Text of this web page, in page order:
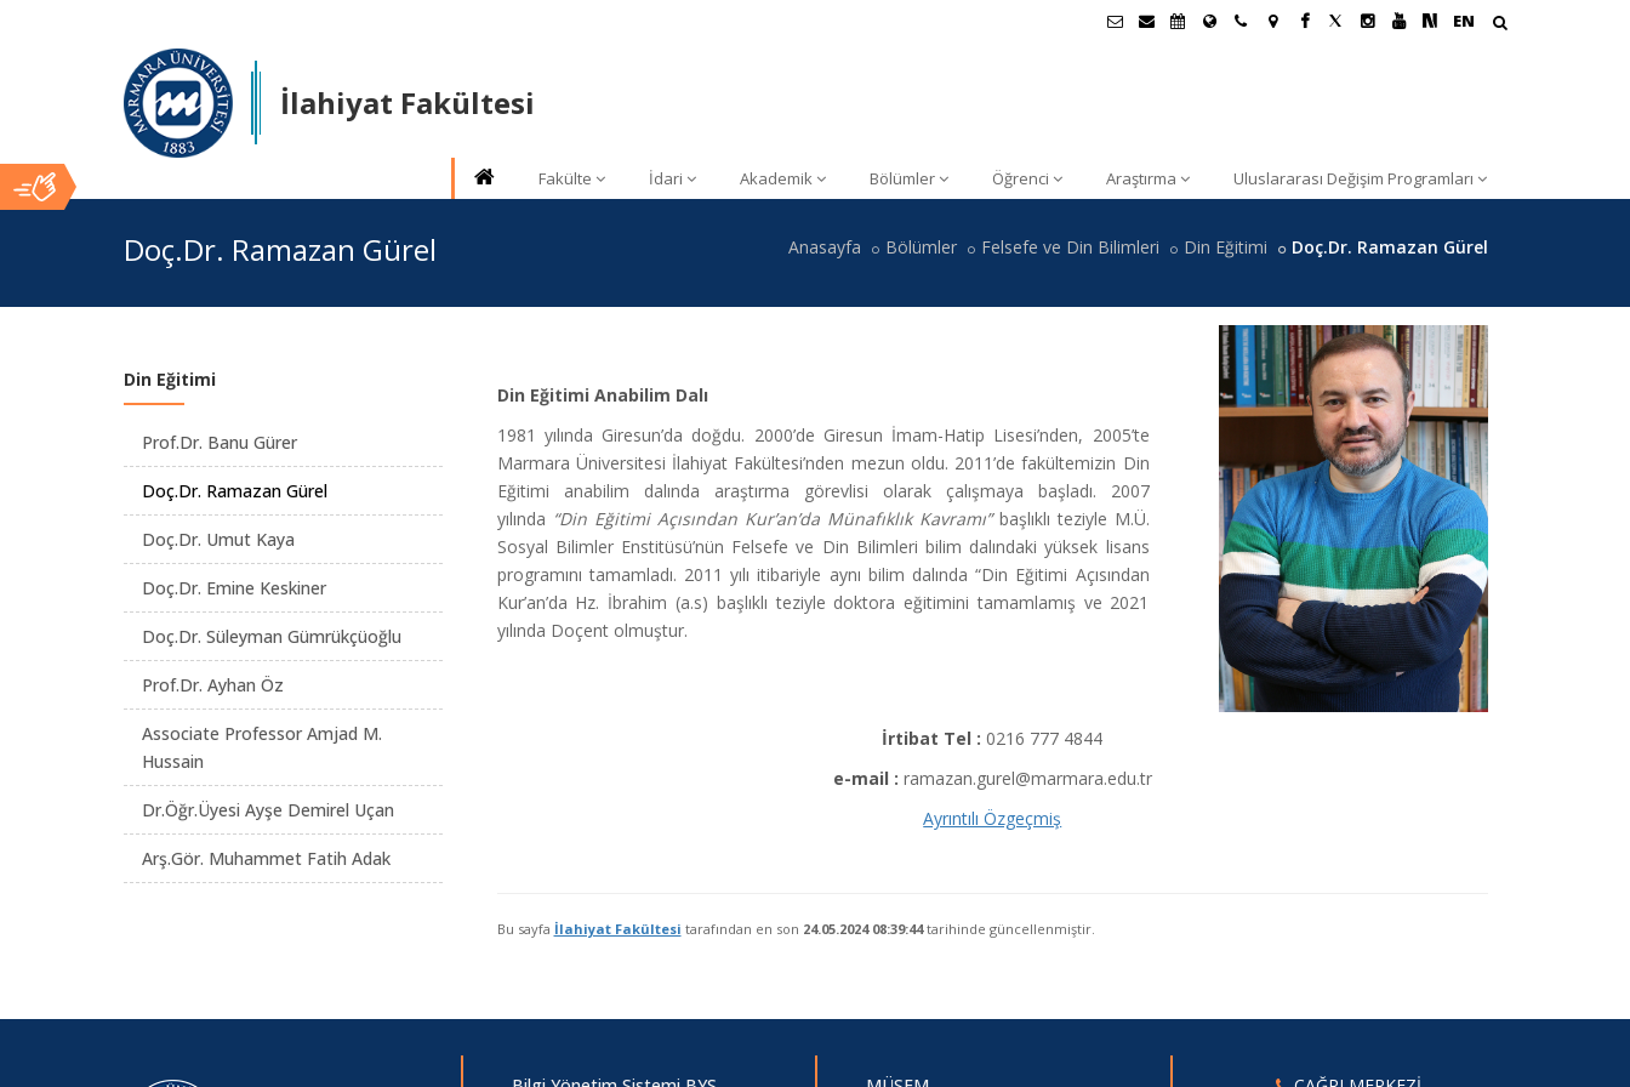
EN
İlahiyat Fakültesi
Fakülte İdari Akademik Bölümler Öğrenci Araştırma Uluslararası Değişim Programları
İçerik
Doç.Dr. Ramazan Gürel Anasayfa Bölümler Felsefe ve Din Bilimleri Din Eğitimi Doç.Dr. Ramazan Gürel
Din Eğitimi Anabilim Dalı
1981 yılında Giresun’da doğdu. 2000’de Giresun İmam-Hatip Lisesi’nden, 2005’te
Marmara Üniversitesi İlahiyat Fakültesi’nden mezun oldu. 2011’de fakültemizin Din
Eğitimi anabilim dalında araştırma görevlisi olarak çalışmaya başladı. 2007
yılında “Din Eğitimi Açısından Kur’an’da Münafıklık Kavramı”başlıklı teziyle M.Ü.
Sosyal Bilimler Enstitüsü’nün Felsefe ve Din Bilimleri bilim dalındaki yüksek lisans
programını tamamladı. 2011 yılı itibariyle aynı bilim dalında “Din Eğitimi Açısından
Kur’an’da Hz. İbrahim (a.s) başlıklı teziyle doktora eğitimini tamamlamış ve 2021
yılında Doçent olmuştur.
İrtibat Tel : 0216 777 4844
e-mail : ramazan.gurel@marmara.edu.tr
Ayrıntılı Özgeçmiş
Bu sayfa İlahiyat Fakültesi tarafından en son 24.05.2024 08:39:44tarihinde güncellenmiştir.
Din Eğitimi
Prof.Dr. Banu Gürer
Doç.Dr. Ramazan Gürel
Doç.Dr. Umut Kaya
Doç.Dr. Emine Keskiner
Doç.Dr. Süleyman Gümrükçüoğlu
Prof.Dr. Ayhan Öz
Associate Professor Amjad M.
Hussain
Dr.Öğr.Üyesi Ayşe Demirel Uçan
Arş.Gör. Muhammet Fatih Adak